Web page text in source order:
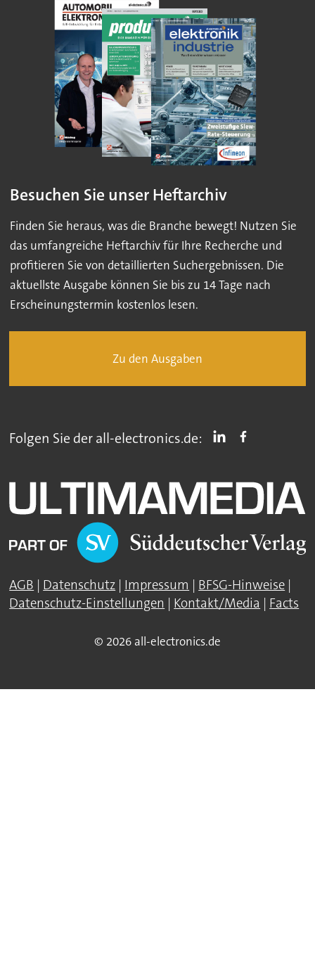
Besuchen Sie unser Heftarchiv
Finden Sie heraus, was die Branche bewegt! Nutzen Sie
das umfangreiche Heftarchiv für Ihre Recherche und
profitieren Sie von detaillierten Suchergebnissen. Die
aktuellste Ausgabe können Sie bis zu 14 Tage nach
Erscheinungstermin kostenlos lesen.
Zu den Ausgaben
Folgen Sie der all-electronics.de:
AGB | Datenschutz | Impressum | BFSG-Hinweise |
Datenschutz-Einstellungen | Kontakt/Media | Facts
© 2026 all-electronics.de